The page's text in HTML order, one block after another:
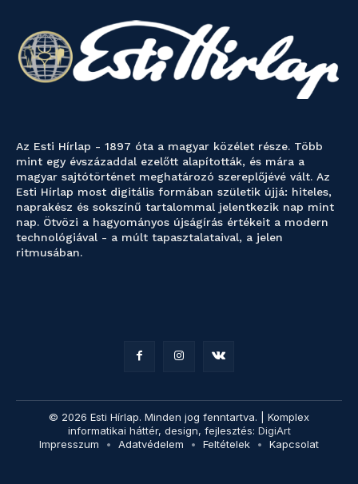
Az Esti Hírlap - 1897 óta a magyar közélet része. Több
mint egy évszázaddal ezelőtt alapították, és mára a
magyar sajtótörténet meghatározó szereplőjévé vált. Az
Esti Hírlap most digitális formában születik újjá: hiteles,
naprakész és sokszínű tartalommal jelentkezik nap mint
nap. Ötvözi a hagyományos újságírás értékeit a modern
technológiával - a múlt tapasztalataival, a jelen
ritmusában.
© 2026 Esti Hírlap. Minden jog fenntartva. | Komplex
informatikai háttér, design, fejlesztés: DigiArt
Impresszum
Adatvédelem Feltételek Kapcsolat